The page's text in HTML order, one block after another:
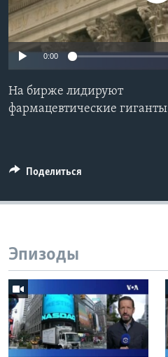
Learning English
СОЦИАЛЬНЫЕ СЕТИ
0:00
На бирже лидируют
фармацевтические гиганты
Поделиться
Эпизоды